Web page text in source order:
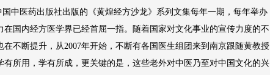
中医药出版社出版的《黄煌经方沙龙》系列文集每年一期，每年举办
国内经方医学界已经首屈一指。随着国家对文化事业的宣传力度的不
不断提升，从2007年开始，不断有各国医生组团来到南京跟随黄教授
所用，学有所成，更关键的是，这些老外对中医乃至对中国文化的兴